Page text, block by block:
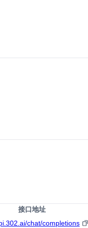
接口地址
chat/completions